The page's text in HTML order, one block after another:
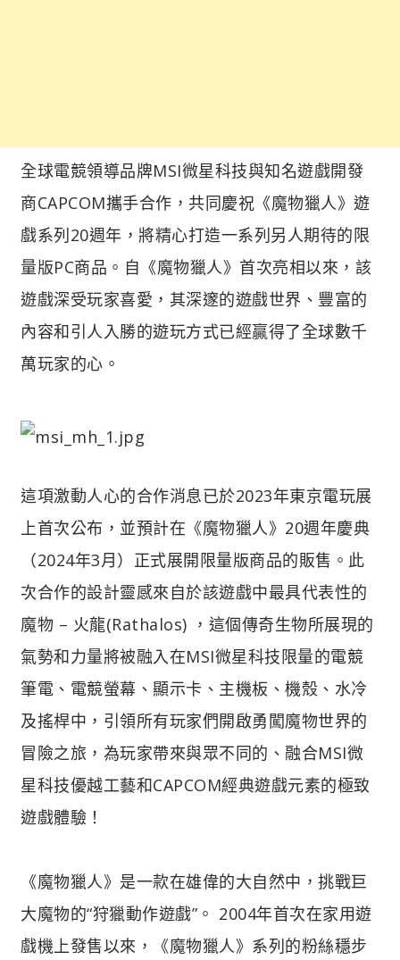
全球電競領導品牌MSI微星科技與知名遊戲開發
商CAPCOM攜手合作，共同慶祝《魔物獵人》遊
戲系列20週年，將精心打造一系列另人期待的限
量版PC商品。自《魔物獵人》首次亮相以來，該
遊戲深受玩家喜愛，其深邃的遊戲世界、豐富的
內容和引人入勝的遊玩方式已經贏得了全球數千
萬玩家的心。
這項激動人心的合作消息已於2023年東京電玩展
上首次公布，並預計在《魔物獵人》20週年慶典
（2024年3月）正式展開限量版商品的販售。此
次合作的設計靈感來自於該遊戲中最具代表性的
魔物 – 火龍(Rathalos) ，這個傳奇生物所展現的
氣勢和力量將被融入在MSI微星科技限量的電競
筆電、電競螢幕、顯示卡、主機板、機殼、水冷
及搖桿中，引領所有玩家們開啟勇闖魔物世界的
冒險之旅，為玩家帶來與眾不同的、融合MSI微
星科技優越工藝和CAPCOM經典遊戲元素的極致
遊戲體驗！
《魔物獵人》是一款在雄偉的大自然中，挑戰巨
大魔物的“狩獵動作遊戲”。 2004年首次在家用遊
戲機上發售以來，《魔物獵人》系列的粉絲穩步